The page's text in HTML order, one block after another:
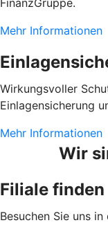
Mehr Informationen
Wirkungsvoller
Einlagensicherung
Mehr Informationen
Wir
Filiale finden
Besuchen Sie uns